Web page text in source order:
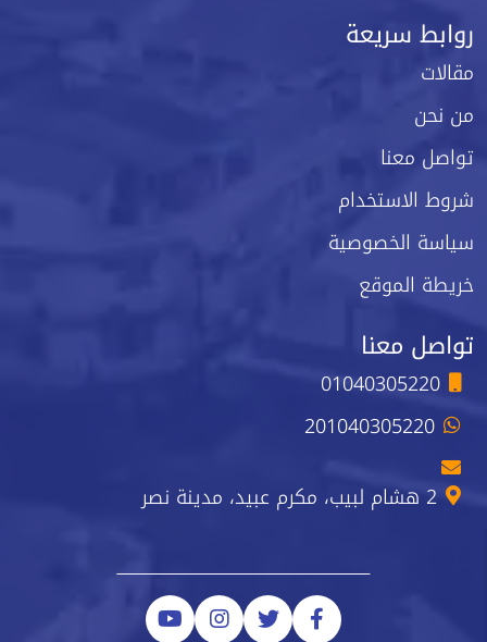
روابط سريعة
مقالات
من نحن
تواصل معنا
شروط الاستخدام
سياسة الخصوصية
خريطة الموقع
تواصل معنا
01040305220
201040305220
2 هشام لبيب، مكرم عبيد، مدينة نصر